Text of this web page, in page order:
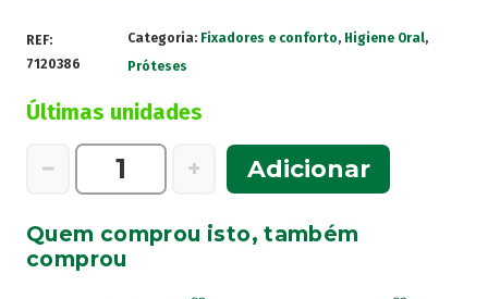
REF:
7120386
Categoria: Fixadores e conforto, Higiene Oral,
Próteses
Últimas unidades
−
Quantidade
Power
Max
+ Adicionar
Quem comprou isto, também
comprou